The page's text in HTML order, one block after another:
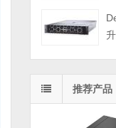
推荐产品